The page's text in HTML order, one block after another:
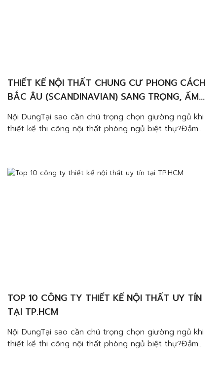
THIẾT KẾ NỘI THẤT CHUNG CƯ PHONG CÁCH
BẮC ÂU (SCANDINAVIAN) SANG TRỌNG, ẤM
CÚNG VÀ TINH TẾ
Nội DungTại sao cần chú trọng chọn giường ngủ khi
thiết kế thi công nội thất phòng ngủ biệt thự?Đảm
gỗ tự nhiên cần lưu […]
TOP 10 CÔNG TY THIẾT KẾ NỘI THẤT UY TÍN
TẠI TP.HCM
Nội DungTại sao cần chú trọng chọn giường ngủ khi
thiết kế thi công nội thất phòng ngủ biệt thự?Đảm